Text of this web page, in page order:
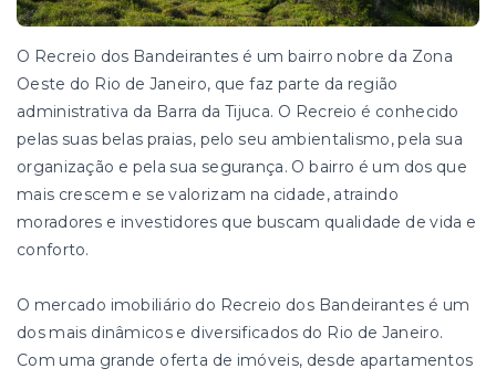
O Recreio dos Bandeirantes é um bairro nobre da Zona
Oeste do Rio de Janeiro, que faz parte da região
administrativa da Barra da Tijuca. O Recreio é conhecido
pelas suas belas praias, pelo seu ambientalismo, pela sua
organização e pela sua segurança. O bairro é um dos que
mais crescem e se valorizam na cidade, atraindo
moradores e investidores que buscam qualidade de vida e
conforto.
O mercado imobiliário do Recreio dos Bandeirantes é um
dos mais dinâmicos e diversificados do Rio de Janeiro.
Com uma grande oferta de imóveis, desde apartamentos